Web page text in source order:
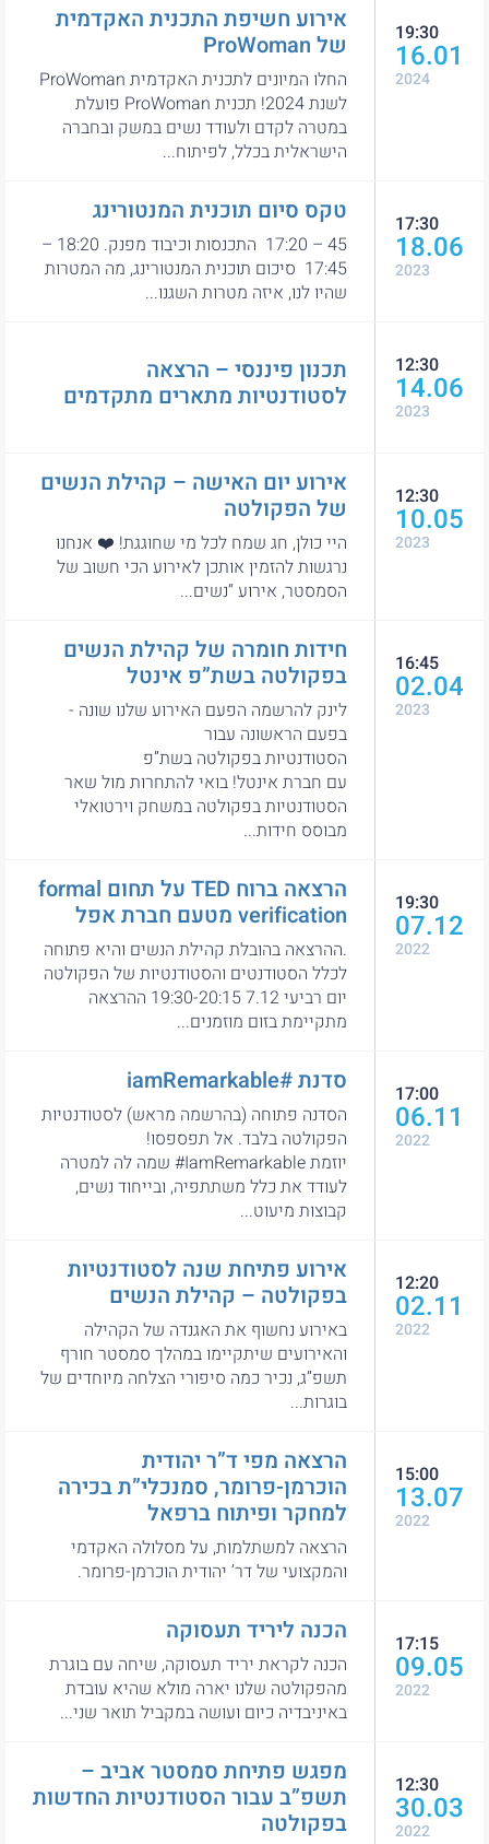
19:30
16.01
2024
אירוע חשיפת התכנית האקדמית
של ProWoman
החלו המיונים לתכנית האקדמית ProWoman
לשנת 2024! תכנית ProWoman פועלת
במטרה לקדם ולעודד נשים במשק ובחברה
הישראלית בכלל, לפיתוח...
17:30
18.06
2023
טקס סיום תוכנית המנטורינג
45 – 17:20 התכנסות וכיבוד מפנק. 18:20 –
17:45 סיכום תוכנית המנטורינג, מה המטרות
שהיו לנו, איזה מטרות השגנו...
12:30
14.06
2023
תכנון פיננסי – הרצאה
לסטודנטיות מתארים מתקדמים
12:30
10.05
2023
אירוע יום האישה – קהילת הנשים
של הפקולטה
היי כולן, חג שמח לכל מי שחוגגת! ❤️ אנחנו
נרגשות להזמין אותכן לאירוע הכי חשוב של
הסמסטר, אירוע “נשים...
16:45
02.04
2023
חידות חומרה של קהילת הנשים
בפקולטה בשת”פ אינטל
לינק להרשמה הפעם האירוע שלנו שונה -
בפעם הראשונה עבור
הסטודנטיות בפקולטה בשת”פ
עם חברת אינטל! בואי להתחרות מול שאר
הסטודנטיות בפקולטה במשחק וירטואלי
מבוסס חידות...
19:30
07.12
2022
הרצאה ברוח TED על תחום formal
verification מטעם חברת אפל
.ההרצאה בהובלת קהילת הנשים והיא פתוחה
לכלל הסטודנטים והסטודנטיות של הפקולטה
יום רביעי 7.12 19:30-20:15 ההרצאה
מתקיימת בזום מוזמנים...
17:00
06.11
2022
סדנת #iamRemarkable
הסדנה פתוחה (בהרשמה מראש) לסטודנטיות
הפקולטה בלבד. אל תפספסו!
יוזמת IamRemarkable# שמה לה למטרה
לעודד את כלל משתתפיה, ובייחוד נשים,
קבוצות מיעוט...
12:20
02.11
2022
אירוע פתיחת שנה לסטודנטיות
בפקולטה – קהילת הנשים
באירוע נחשוף את האגנדה של הקהילה
והאירועים שיתקיימו במהלך סמסטר חורף
תשפ”ג, נכיר כמה סיפורי הצלחה מיוחדים של
בוגרות...
15:00
13.07
2022
הרצאה מפי ד”ר יהודית
הוכרמן-פרומר, סמנכלי”ת בכירה
למחקר ופיתוח ברפאל
הרצאה למשתלמות, על מסלולה האקדמי
והמקצועי של דר’ יהודית הוכרמן-פרומר.
17:15
09.05
2022
הכנה ליריד תעסוקה
הכנה לקראת יריד תעסוקה, שיחה עם בוגרת
מהפקולטה שלנו יארה מולא שהיא עובדת
באיניבדיה כיום ועושה במקביל תואר שני...
12:30
30.03
2022
מפגש פתיחת סמסטר אביב –
תשפ”ב עבור הסטודנטיות החדשות
בפקולטה